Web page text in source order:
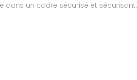
un cadre sécurisé et sécurisant.